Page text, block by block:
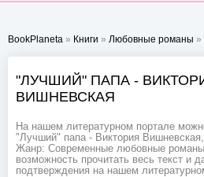
BookPlaneta » Книги » Любовные романы »
"ЛУЧШИЙ" ПАПА -
ВИШНЕВСКАЯ
На нашем литературном портале
"Лучший" папа - Виктория
Жанр: Современные любовные
возможность прочитать весь текст и
подтверждения на нашем